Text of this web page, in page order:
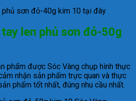
phủ sơn đỏ-40g kim 10 tại đây
len phủ sơn đỏ-50g
phẩm được Sóc Vàng chụp hình thực
nhận sản phẩm trực quan và thực
phẩm tốt nhất, đúng nhu cầu nhất.